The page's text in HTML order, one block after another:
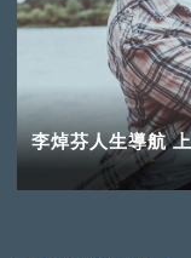
李焯芬人生導航